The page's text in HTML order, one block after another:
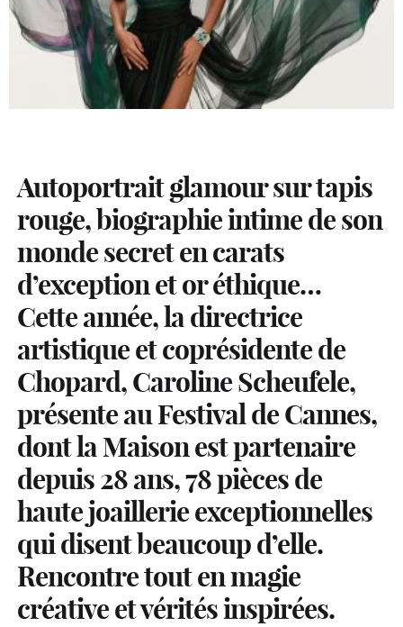
Autoportrait glamour sur tapis
rouge, biographie intime de son
monde secret en carats
d’exception et or éthique…
Cette année, la directrice
artistique et coprésidente de
Chopard, Caroline Scheufele,
présente au Festival de Cannes,
dont la Maison est partenaire
depuis 28 ans, 78 pièces de
haute joaillerie exceptionnelles
qui disent beaucoup d’elle.
Rencontre tout en magie
créative et vérités inspirées.